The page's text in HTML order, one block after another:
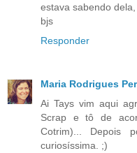
estava sabendo
bjs
Responder
Maria Rodrigues
Ai Tays vim aqui
Scrap e tô de
Cotrim)... Depois
curiosíssima. ;)